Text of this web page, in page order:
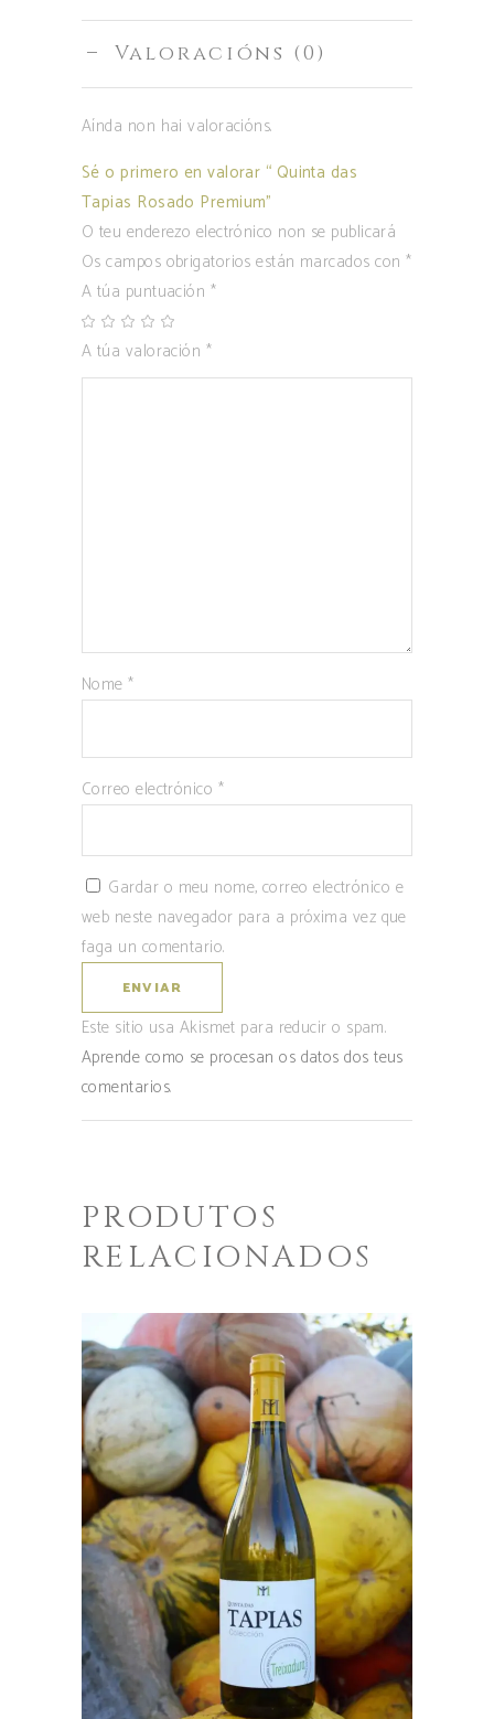
Valoracións (0)
Aínda non hai valoracións.
Sé o primero en valorar “ Quinta das
Tapias Rosado Premium”
O teu enderezo electrónico non se publicará
Os campos obrigatorios están marcados con *
A túa puntuación *
A túa valoración *
Nome*
Correo electrónico *
Gardar o meu nome, correo electrónico e
web neste navegador para a próxima vez que
faga un comentario.
Este sitio usa Akismet para reducir o spam.
Aprende como se procesan os datos dos teus
comentarios.
PRODUTOS
RELACIONADOS
ENGADIR AO CARRO